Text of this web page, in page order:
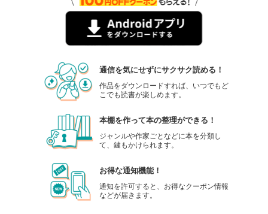
通信を気にせずにサクサク読める！
作品をダウンロードすれば、いつでもど
こでも読書が楽しめます。
本棚を作って本の整理ができる！
ジャンルや作家ごとなどに本を分類し
て、鍵もかけられます。
お得な通知機能！
通知を許可すると、お得なクーポン情報
などが届きます。